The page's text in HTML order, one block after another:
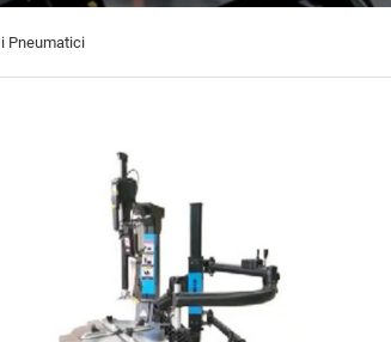
Pneumatici